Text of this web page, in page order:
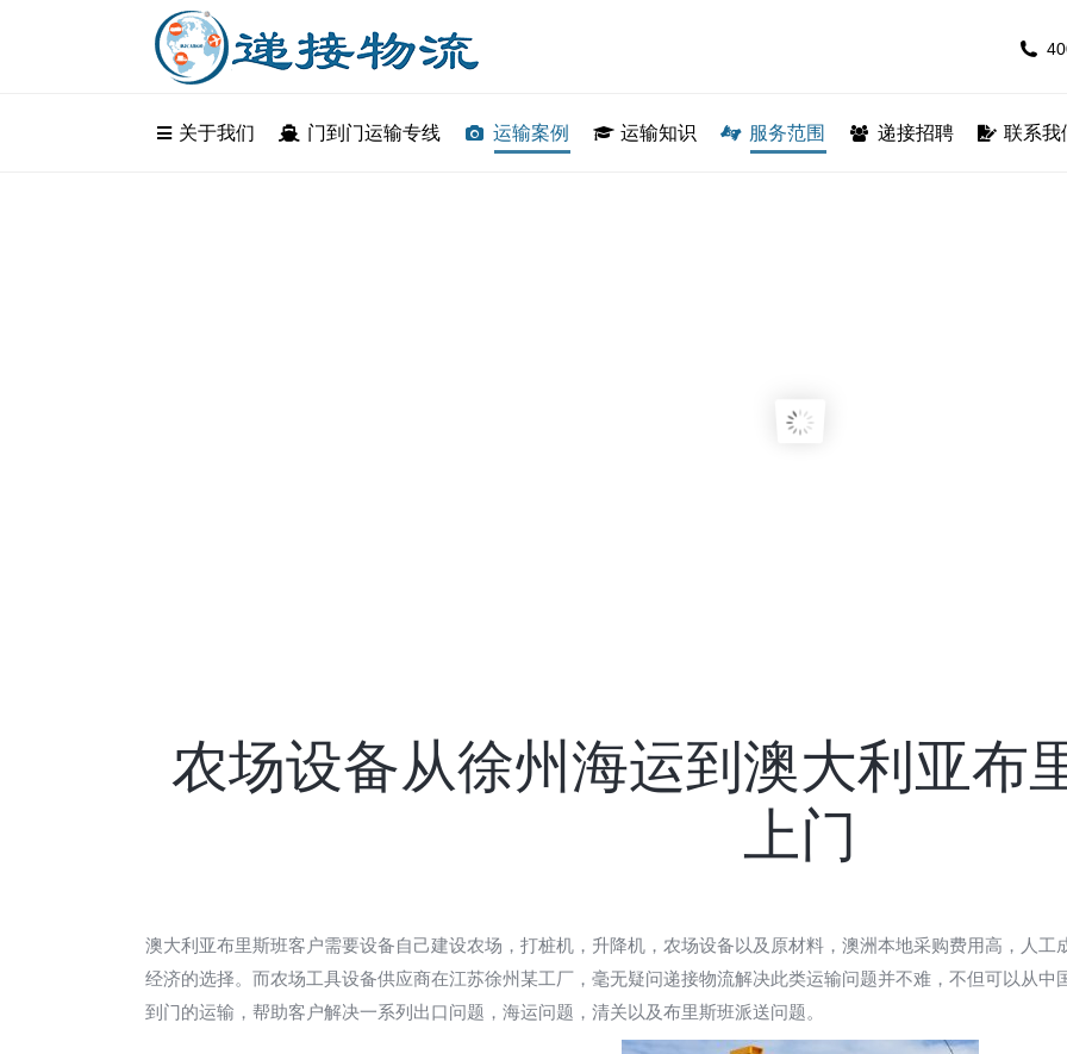
关于我们 门到门运输专线 运输案例 运输知识 服务范围 递接招聘 联系我
农场设备从徐州海运到澳大利亚布
上门
澳大利亚布里斯班客户需要设备自己建设农场，打桩机，升降机，农场设备以及原材料，澳洲本地采购费用高，人
经济的选择。而农场工具设备供应商在江苏徐州某工厂，毫无疑问递接物流解决此类运输问题并不难，不但可以从
到门的运输，帮助客户解决一系列出口问题，海运问题，清关以及布里斯班派送问题。
关于我们 门到门运输专线 运输案例 运输知识 服务范围 递接招聘